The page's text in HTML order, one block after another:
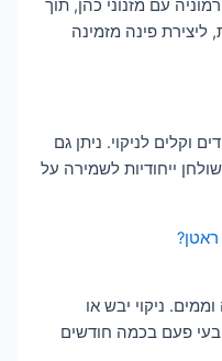
עם מזנוני כהן, תוך
ליצירת פינה מזמינה
וקלים לניקוי. ניתן גם
ייחודיות לשמירה על
ניקוי יבש או
פעם בכמה חודשים